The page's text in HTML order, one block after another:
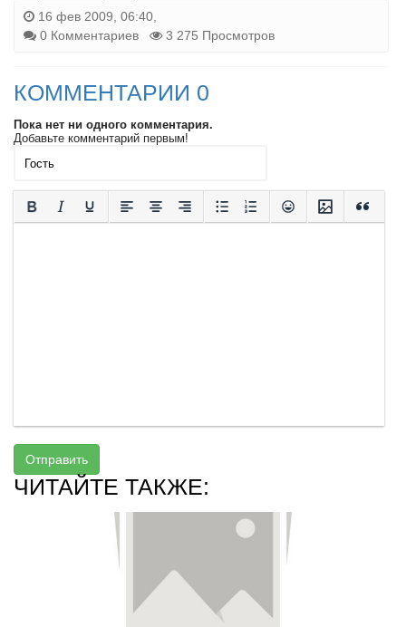
16 фев 2009, 06:40,
0 Комментариев
3 275 Просмотров
КОММЕНТАРИИ 0
Пока нет ни одного комментария.
Добавьте комментарий первым!
Отправить
ЧИТАЙТЕ ТАКЖЕ: